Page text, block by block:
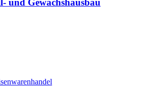
und Gewächshausbau